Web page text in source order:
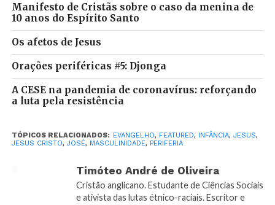
Cheguei em casa. Meus pensamentos foram
interrompidos pela gargalhada contagiante do meu
filho Caio. O sangue me sobe a alma. Da sala vou à
cozinha dar um beijo na esposa e me trancar no
quarto, mas a mulher me fala: “Brinca com seu filho,
bem”. Vou, mesmo não crendo que será algo bom.
Sentado no sofá, vejo o menino ver Pocoyo e ficar
envergonha disso. Inesperadamente a gargalhada
lhe enche a boca e lhe escapa dos lábios, se projeta
para o infinito e além e toma todos os quatro cantos
da nossa pequena sala.
Manifesto de Cristãs sobre o caso da menina de
10 anos do Espírito Santo
Os afetos de Jesus
Orações periféricas #5: Djonga
A CESE na pandemia de coronavírus: reforçando
a luta pela resistência
TÓPICOS RELACIONADOS: EVANGELHO, FEATURED, INFÂNCIA, JESUS,
JESUS CRISTO, JOSÉ, MASCULINIDADE, PERIFERIA
Timóteo André de Oliveira
Cristão anglicano. Estudante de Ciências Sociais
e ativista das lutas étnico-raciais. Escritor e